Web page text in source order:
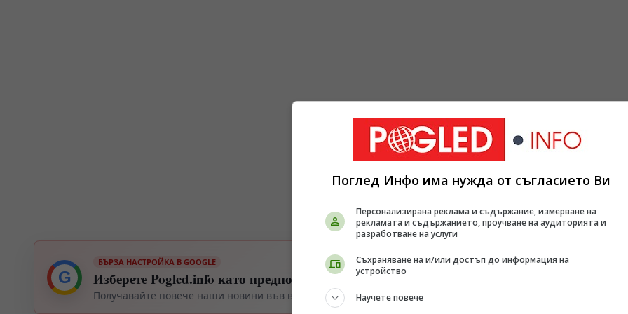
G
БЪРЗА НАСТРОЙКА В GOOGLE
Изберете Pogled.info като предпочитан източник
Получавайте повече наши новини във вашия Google поток.
Поглед Инфо има нужда от съгласието Ви
Персонализирана реклама и съдържание, измерване на
рекламата и съдържанието, проучване на аудиторията и
разработване на услуги
Съхраняване на и/или достъп до информация на
устройство
Научете повече